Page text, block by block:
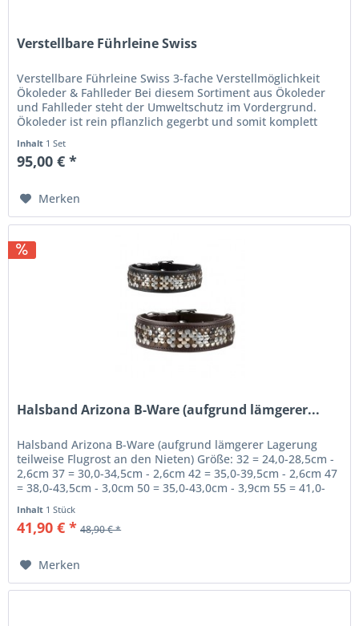
Verstellbare Führleine Swiss
Verstellbare Führleine Swiss 3-fache Verstellmöglichkeit
Ökoleder & Fahlleder Bei diesem Sortiment aus Ökoleder
und Fahlleder steht der Umweltschutz im Vordergrund.
Ökoleder ist rein pflanzlich gegerbt und somit komplett
Inhalt 1 Set
95,00 € *
Merken
Halsband Arizona B-Ware (aufgrund lämgerer...
Halsband Arizona B-Ware (aufgrund lämgerer Lagerung
teilweise Flugrost an den Nieten) Größe: 32 = 24,0-28,5cm -
2,6cm 37 = 30,0-34,5cm - 2,6cm 42 = 35,0-39,5cm - 2,6cm 47
= 38,0-43,5cm - 3,0cm 50 = 35,0-43,0cm - 3,9cm 55 = 41,0-
Inhalt 1 Stück
41,90 € * 48,90 € *
Merken